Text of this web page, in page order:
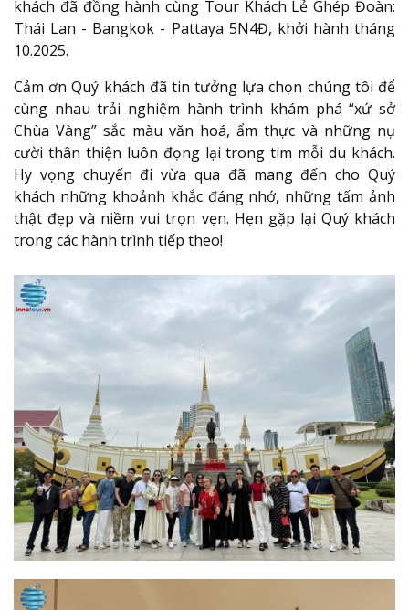
khách đã đồng hành cùng Tour Khách Lẻ Ghép Đoàn:
Thái Lan - Bangkok - Pattaya 5N4Đ, khởi hành tháng
10.2025.
Cảm ơn Quý khách đã tin tưởng lựa chọn chúng tôi để
cùng nhau trải nghiệm hành trình khám phá “xứ sở
Chùa Vàng” sắc màu văn hoá, ẩm thực và những nụ
cười thân thiện luôn đọng lại trong tim mỗi du khách.
Hy vọng chuyến đi vừa qua đã mang đến cho Quý
khách những khoảnh khắc đáng nhớ, những tấm ảnh
thật đẹp và niềm vui trọn vẹn. Hẹn gặp lại Quý khách
trong các hành trình tiếp theo!